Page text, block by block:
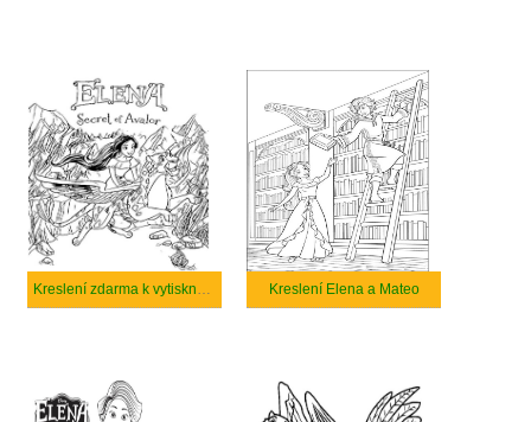
Kreslení zdarma k vytisknutí Elena z Avaloru Kreslení Elena a Mateo